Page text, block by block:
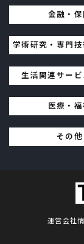
金融・保
学術研究・専門
生活関連サー
医療・福
その他
運営会社